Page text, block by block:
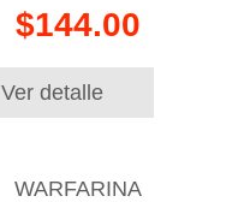
$144.00
Ver detalle
WARFARINA